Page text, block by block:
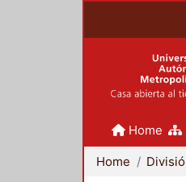
Home
Home